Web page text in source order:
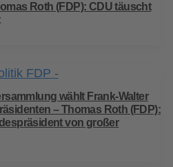
Roth (FDP): CDU täuscht
wählt Frank-Walter
– Thomas Roth (FDP):
von großer